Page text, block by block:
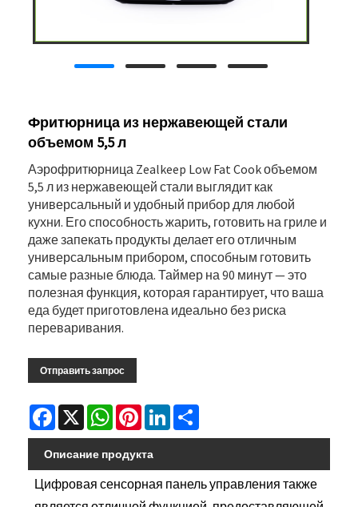
Фритюрница из нержавеющей стали
объемом 5,5 л
Аэрофритюрница Zealkeep Low Fat Cook объемом
5,5 л из нержавеющей стали выглядит как
универсальный и удобный прибор для любой
кухни. Его способность жарить, готовить на гриле и
даже запекать продукты делает его отличным
универсальным прибором, способным готовить
самые разные блюда. Таймер на 90 минут — это
полезная функция, которая гарантирует, что ваша
еда будет приготовлена ​​идеально без риска
переваривания.
Отправить запрос
Facebook
X WhatsAppPinterestLinkedIn
Описание продукта
Цифровая сенсорная панель управления также